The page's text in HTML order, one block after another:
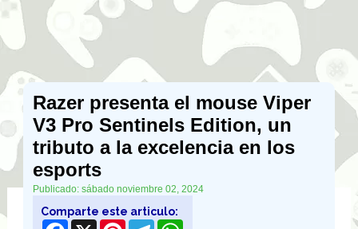
Razer presenta el mouse Viper
V3 Pro Sentinels Edition, un
tributo a la excelencia en los
esports
Publicado: sábado noviembre 02, 2024
Comparte este articulo:
Facebook PinterestTelegram